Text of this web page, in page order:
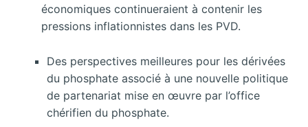
économiques continueraient à contenir les
pressions inflationnistes dans les PVD.
Des perspectives meilleures pour les dérivées
du phosphate associé à une nouvelle politique
de partenariat mise en œuvre par l’office
chérifien du phosphate.